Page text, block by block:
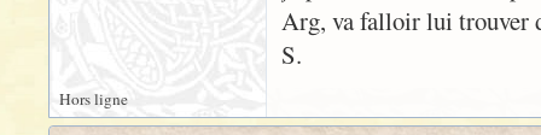
Arg, va falloir lui trouver
S.
Hors ligne